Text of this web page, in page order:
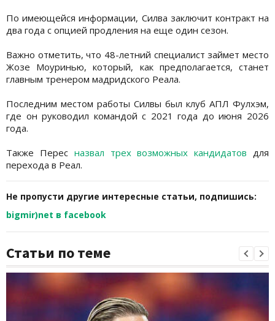
По имеющейся информации, Силва заключит контракт на
два года с опцией продления на еще один сезон.
Важно отметить, что 48-летний специалист займет место
Жозе Моуринью, который, как предполагается, станет
главным тренером мадридского Реала.
Последним местом работы Силвы был клуб АПЛ Фулхэм,
где он руководил командой с 2021 года до июня 2026
года.
Также Перес назвал трех возможных кандидатов для
перехода в Реал.
Не пропусти другие интересные статьи, подпишись:
bigmir)net в facebook
Статьи по теме